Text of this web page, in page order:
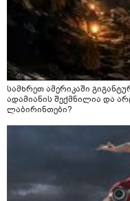
სამხრეთ ამერიკაში
ადამიანის შექმნილია და
ლაბირინთები?